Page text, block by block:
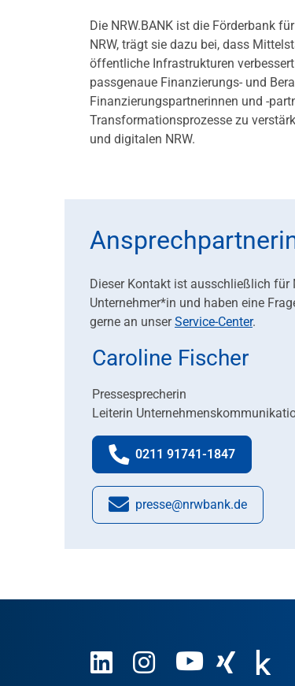
Die NRW.BANK ist die Förderbank
NRW, trägt sie dazu bei, dass
öffentliche Infrastrukturen
passgenaue Finanzierungs- und
Finanzierungspartnerinnen und -
Transformationsprozesse zu
und digitalen NRW.
Dieser Kontakt ist ausschließlich für
Unternehmer*in und haben eine
gerne an unserService-Center.
Caroline Fischer
Pressesprecherin
Leiterin
Telefonnummer:
0211 91741-1847
E-Mail:
presse@nrwbank.de